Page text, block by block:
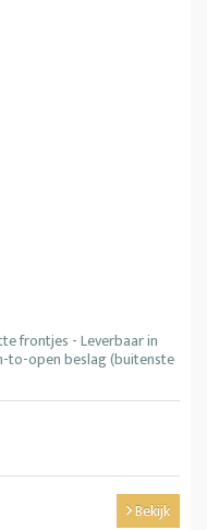
frontjes - Leverbaar in
to-open beslag (buitenste
Bekijk